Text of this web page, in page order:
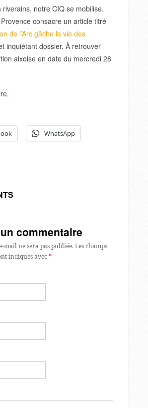
riverains, notre CIQ se mobilise.
consacre un article titré
de l’Arc gâche la vie des
inquiétant dossier. À retrouver
aixoise en date du mercredi 28
WhatsApp
commentaire
mail ne sera pas publiée. Les champs
indiqués avec*